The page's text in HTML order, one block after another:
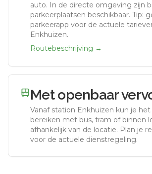
auto. In de directe omgeving zijn
parkeerplaatsen beschikbaar. Tip:
parkeerapp voor de actuele
Enkhuizen.
Routebeschrijving →
Met openbaar
Vanaf station Enkhuizen kun je
bereiken met bus, tram of binnen
afhankelijk van de locatie. Plan je
voor de actuele dienstregeling.